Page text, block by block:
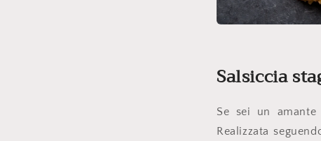
Salsiccia
Se sei un
Realizzata